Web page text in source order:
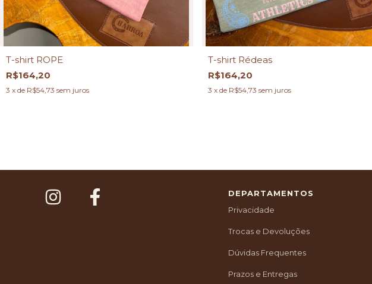
T-shirt ROPE
R$164,20
3 x de R$54,73 sem juros
T-shirt Rédeas
R$164,20
3 x de R$54,73 sem juros
DEPARTAMENTOS
Privacidade
Trocas e Devoluções
Dúvidas Frequentes
Prazos e Entregas